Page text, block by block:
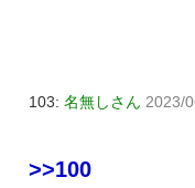
103: 名無しさん 2023/
>>100